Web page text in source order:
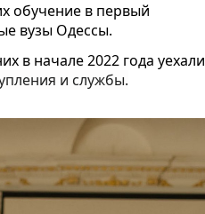
обучение в первый
вузы Одессы.
в начале 2022 года уехали
и службы.